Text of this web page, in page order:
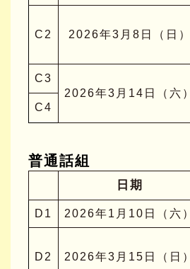
C2 2026年3月8日（日）
C3
2026年3月14日（六）
C4
普通話組
日期
D1 2026年1月10日（六）
D2 2026年3月15日（日）